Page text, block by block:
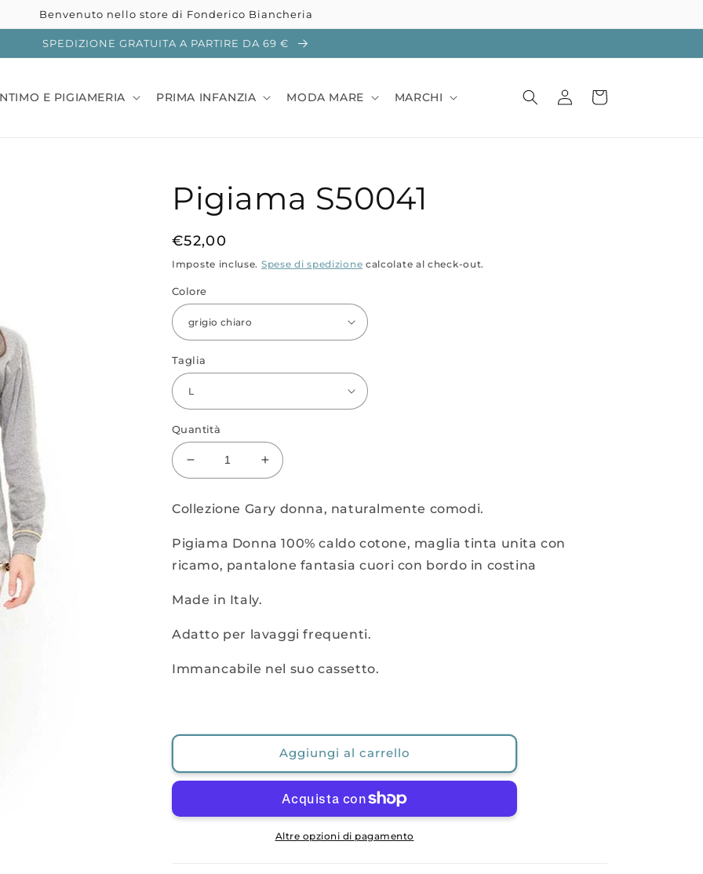
Benvenuto nello store di Fonderico Biancheria
SPEDIZIONE GRATUITA A PARTIRE DA 69 €
E PIGIAMERIA PRIMA INFANZIA MODA MARE MARCHI Accedi Carrello
Pigiama S50041
Prezzo
di
listino
€52,00
Imposte incluse. Spese di spedizione calcolate al check-out.
Colore
Taglia
Quantità
Diminuisci
quantità
Pigiama
Aumenta
quantità
Pigiama
Collezione Gary donna, naturalmente comodi.
Pigiama Donna 100% caldo cotone, maglia tinta unita con
ricamo, pantalone fantasia cuori con bordo in costina
Made in Italy.
Adatto per lavaggi frequenti.
Immancabile nel suo cassetto.
Aggiungi al carrello
Altre opzioni di pagamento